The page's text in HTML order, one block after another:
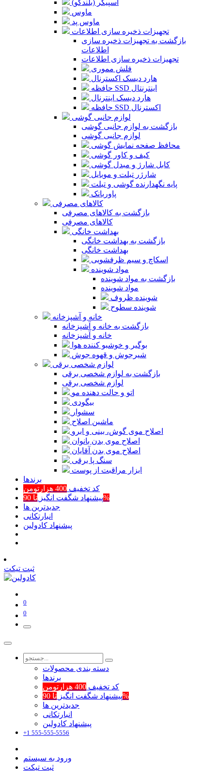
اسپیکر (بلندگو)
ماوس
ماوس پد
تجهیزات ذخیره سازی اطلاعات
بازگشت به تجهیزات ذخیره سازی
اطلاعات
تجهیزات ذخیره سازی اطلاعات
فلش مموری
هارد دیسک اکسترنال
حافظه SSD اینترنتال
هارد دیسک اینترنال
حافظه SSD اکسترنال
لوازم جانبی گوشی
بازگشت به لوازم جانبی گوشی
لوازم جانبی گوشی
محافظ صفحه نمایش گوشی
کیف و کاور گوشی
کابل شارژ و مبدل گوشی
شارژر تبلت و موبایل
پایه نگهدارنده گوشی و تبلت
پاوربانک
کالاهای مصرفی
بازگشت به کالاهای مصرفی
کالاهای مصرفی
بهداشت خانگی
بازگشت به بهداشت خانگی
بهداشت خانگی
اسکاچ و سیم ظرفشویی
مواد شوینده
بازگشت به مواد شوینده
مواد شوینده
شوینده ظروف
شوینده سطوح
خانه و آشپزخانه
بازگشت به خانه و آشپزخانه
خانه و آشپزخانه
بوگیر و خوشبو کننده هوا
شیرجوش و قهوه جوش
لوازم شخصی برقی
بازگشت به لوازم شخصی برقی
لوازم شخصی برقی
اتو و حالت دهنده مو
بیگودی
سشوار
ماشین اصلاح
اصلاح موی گوش، بینی و ابرو
اصلاح موی بدن بانوان
اصلاح موی بدن آقایان
سنگ پا برقی
ابزار مراقبت از پوست
برند‌ها
کد تخفیف 400 هزارتومن
پیشنهاد شگفت انگیزتا 90%
جدیدترین ها
انبارتکانی
پیشنهاد کادولین
ثبت تیکت
0
0
دسته بندی محصولات
برند‌ها
کد تخفیف 400 هزارتومن
پیشنهاد شگفت انگیزتا 90%
جدیدترین ها
انبارتکانی
پیشنهاد کادولین
+1 555-555-5556
ورود به سیستم
ثبت تیکت